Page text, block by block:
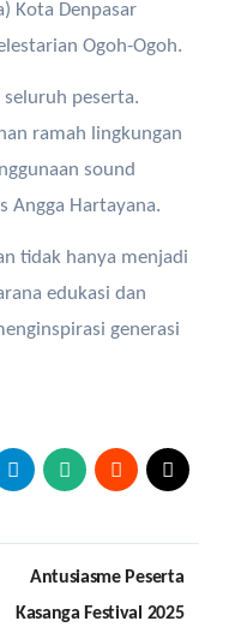
Kota Denpasar
Ogoh-Ogoh.
peserta.
ramah lingkungan
sound
Angga Hartayana.
tidak hanya menjadi
edukasi dan
generasi
Antusiasme Peserta
Kasanga Festival 2025